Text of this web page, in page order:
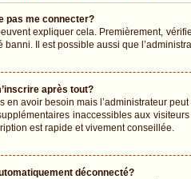
pas me connecter?
expliquer cela. Premièrement,
banni. Il est possible aussi que
après tout?
en avoir besoin mais l’administrateur
inaccessibles aux
est rapide et vivement conseillée.
déconnecté?